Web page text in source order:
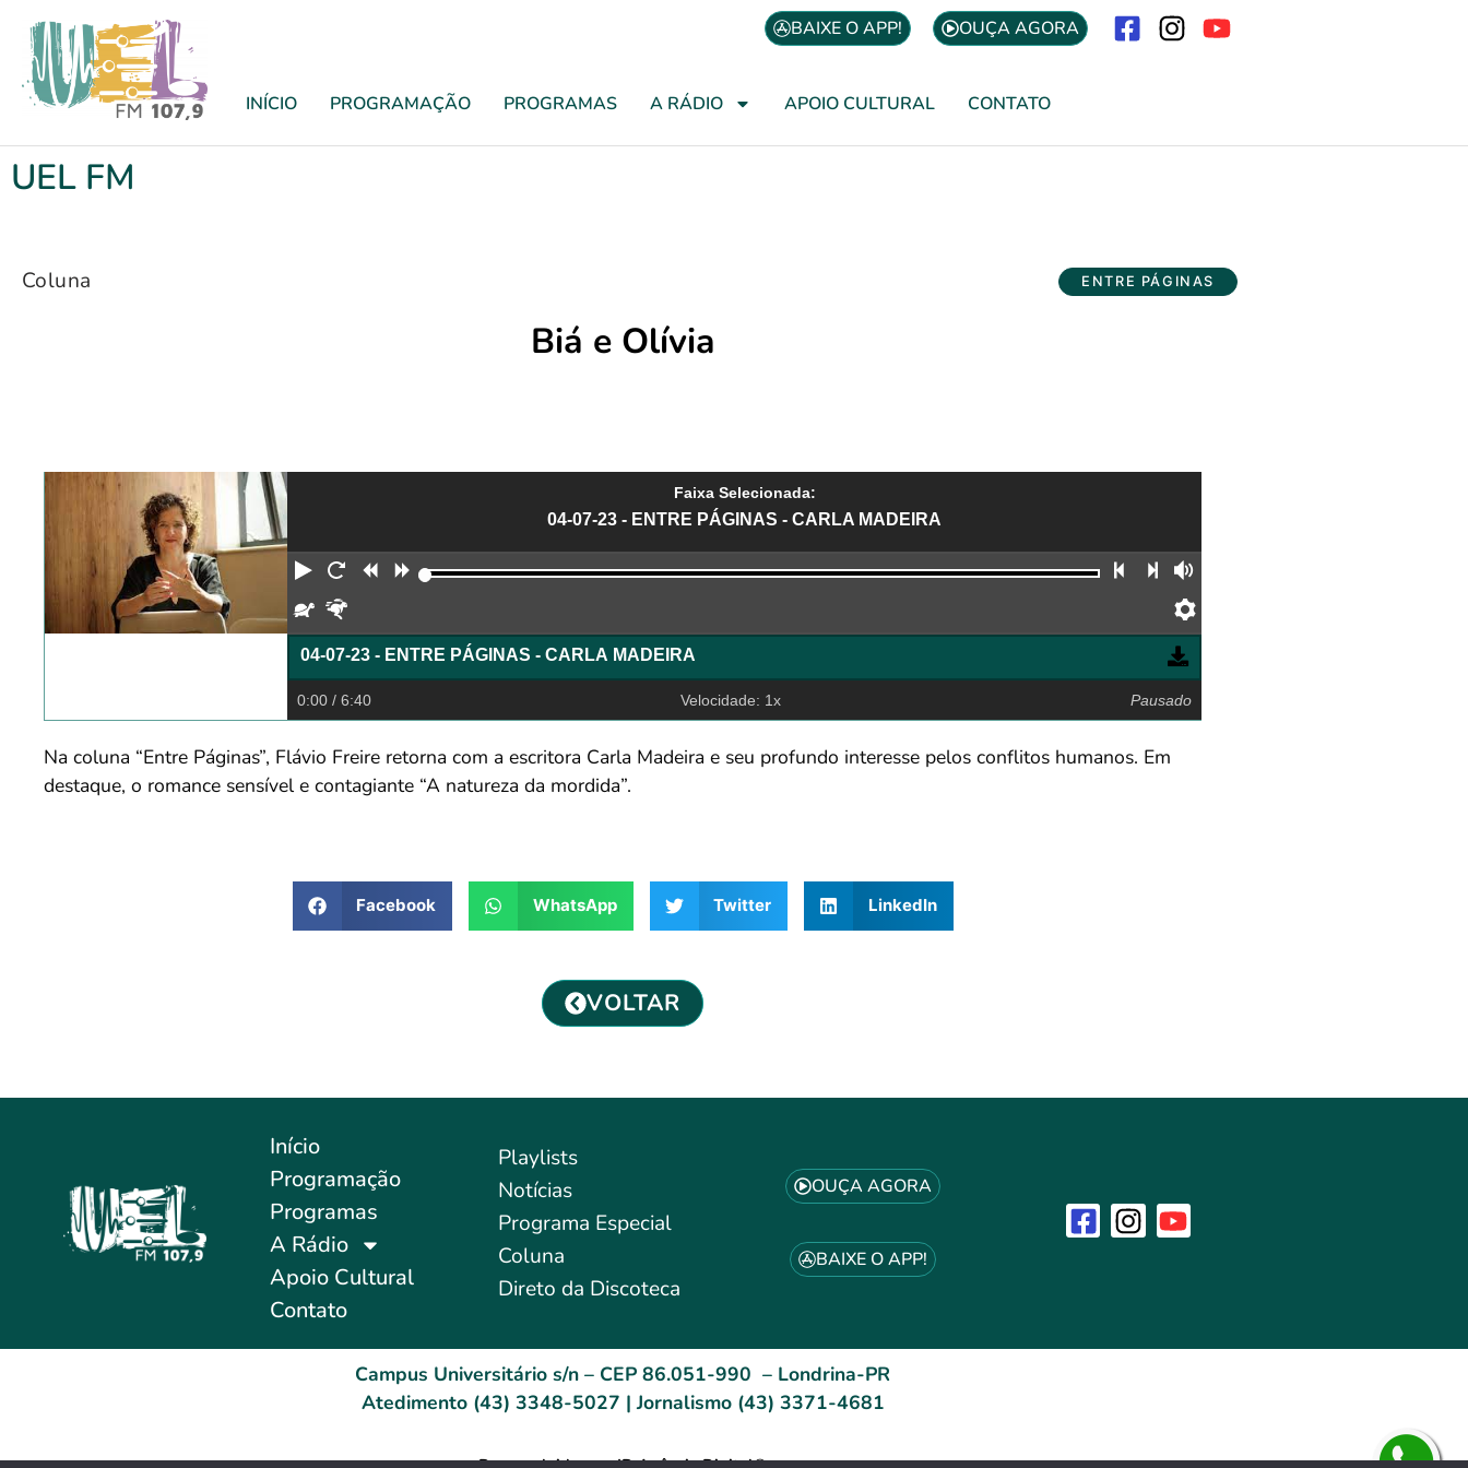
BAIXE O APP! OUÇA AGORA
INÍCIO PROGRAMAÇÃO PROGRAMAS A RÁDIO APOIO CULTURAL CONTATO
UEL FM
Coluna ENTRE PÁGINAS
Biá e Olívia
Faixa Selecionada:
04-07-23 - ENTRE PÁGINAS - CARLA MADEIRA
Reproduzir
Reiniciar
Retroceder
Avançar Faixa anterior
Próxima faixa
Devagar
Preferências
04-07-23 - ENTRE PÁGINAS - CARLA MADEIRA
0:00 / 6:40 Velocidade: 1x Pausado
Na coluna “Entre Páginas”, Flávio Freire retorna com a escritora Carla Madeira e seu profundo interesse pelos conflitos humanos. Em
destaque, o romance sensível e contagiante “A natureza da mordida”.
Facebook WhatsApp Twitter LinkedIn
VOLTAR
Início
Programação
Programas
A Rádio
Apoio Cultural
Contato
Playlists
Notícias
Programa Especial
Coluna
Direto da Discoteca
OUÇA AGORA
BAIXE O APP!
Campus Universitário s/n – CEP 86.051-990 – Londrina-PR
Atedimento (43) 3348-5027 | Jornalismo (43) 3371-4681